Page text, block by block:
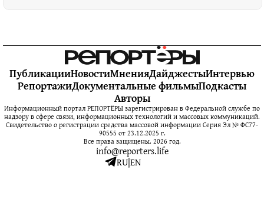
ПубликацииНовостиМненияДайджестыИнтервью
РепортажиДокументальные фильмыПодкасты
Авторы
Информационный портал РЕПОРТЁРЫ зарегистрирован в Федеральной службе по
надзору в сфере связи, информационных технологий и массовых коммуникаций.
Свидетельство о регистрации средства массовой информации Серия Эл № ФС77-
90555 от 23.12.2025 г.
Все права защищены. 2026 год.
info@reporters.life
RU|EN